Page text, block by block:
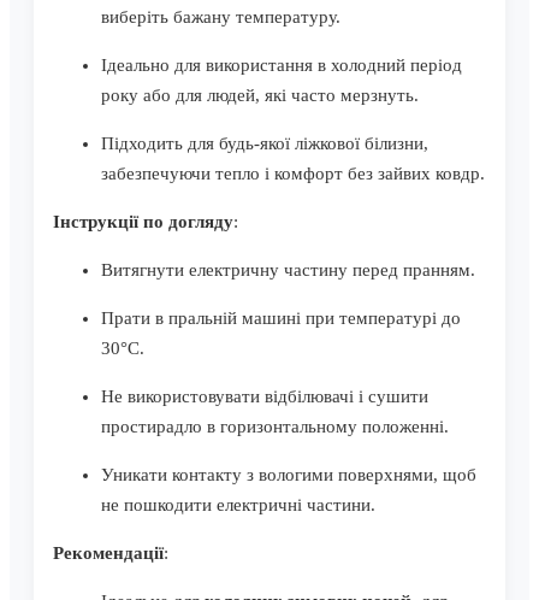
виберіть бажану температуру.
Ідеально для використання в холодний період
року або для людей, які часто мерзнуть.
Підходить для будь-якої ліжкової білизни,
забезпечуючи тепло і комфорт без зайвих ковдр.
Інструкції по догляду:
Витягнути електричну частину перед пранням.
Прати в пральній машині при температурі до
30°C.
Не використовувати відбілювачі і сушити
простирадло в горизонтальному положенні.
Уникати контакту з вологими поверхнями, щоб
не пошкодити електричні частини.
Рекомендації: